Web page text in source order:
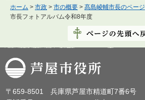
ホーム > 市政 > 市の概要 > 髙島崚輔市長のページ
市長フォトアルバム令和8年度
芦屋市役所
〒659-8501 兵庫県芦屋市精道町7番6号